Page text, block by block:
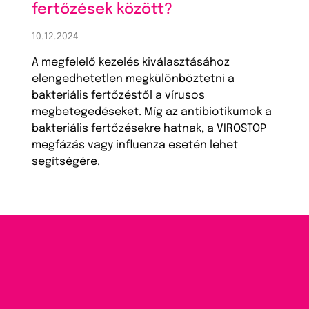
fertőzések között?
10.12.2024
A megfelelő kezelés kiválasztásához
elengedhetetlen megkülönböztetni a
bakteriális fertőzéstől a vírusos
megbetegedéseket. Míg az antibiotikumok a
bakteriális fertőzésekre hatnak, a VIROSTOP
megfázás vagy influenza esetén lehet
segítségére.